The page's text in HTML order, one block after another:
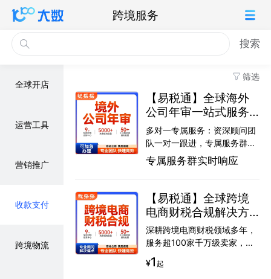
跨境服务
搜索
全球开店
运营工具
营销推广
收款支付
跨境物流
筛选
【易税通】全球海外
公司年审一站式服务
｜合规高效·全程护航
多对一专属服务：资深顾问团
队一对一跟进，专属服务群实
时响应，确保沟通无死角 丰富
行业经验：深耕跨境企业服务
坡、欧洲等主流地区注册与合
规要求 快速高效办理：5-15
个工作日完成年审流程，比传
统方式快一步，避免逾期风险
真实透明流程：从下单到完成
全程可查，专员对接+VIP服务
群，保障服务质量 全球布局支
专属服务群实时响应
【易税通】全球跨境
电商财税合规解决方
案｜多对一VIP服务·行
业领军团队护航
深耕跨境电商财税领域多年，
服务超100家千万级卖家，业
内公认“跨境财税专家” 资深架
构师领衔，联合境内外税务与
¥1 起